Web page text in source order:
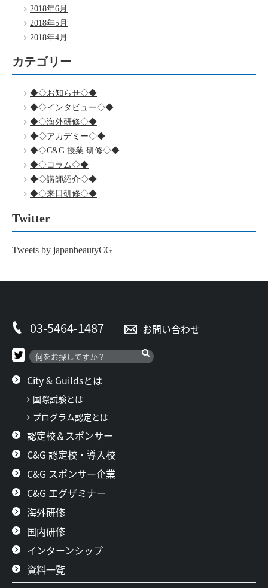
2018年6月
2018年5月
2018年4月
カテゴリー
◆◇お知らせ◇◆
◆◇インタビュー◇◆
◆◇海外研修◇◆
◆◇アカデミー◇◆
◆◇C&G 授業 研修◇◆
◆◇コラム◇◆
◆◇講師紹介◇◆
◆◇来日研修◇◆
Twitter
Tweets by japanbeautyCG
03-5464-1487 お問い合わせ
City & Guildsとは
国際試験とは
プログラム認定とは
認定校＆スポンサー
C&G 認定校・導入校
C&G スポンサー企業
C&G エグザミナー
海外研修
国内研修
インターンシップ
資料一覧